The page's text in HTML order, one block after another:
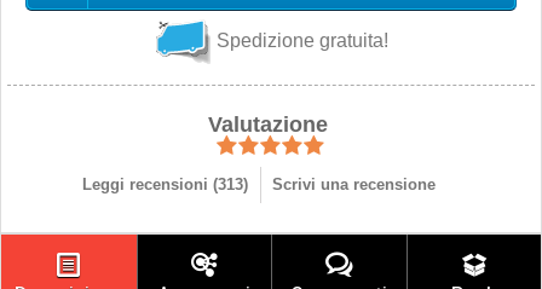
Spedizione gratuita!
Valutazione
Leggi recensioni (313) Scrivi una recensione